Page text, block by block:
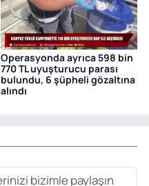
Operasyonda ayrıca 598 bin
770 TL uyuşturucu parası
bulundu, 6 şüpheli gözaltına
alındı